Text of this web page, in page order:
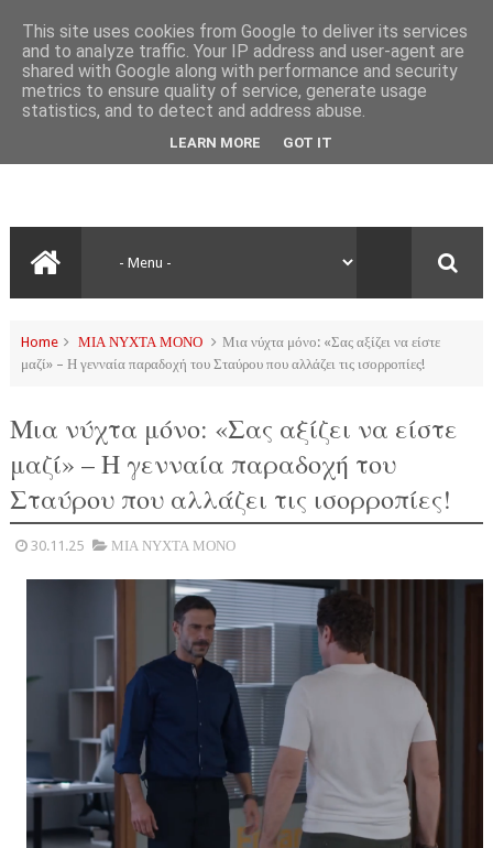
Home ΜΙΑ ΝΥΧΤΑ ΜΟΝΟ
Μια νύχτα μόνο: «Σας αξίζει να είστε
μαζί» – Η γενναία παραδοχή του Σταύρου που αλλάζει τις ισορροπίες!
Μια νύχτα μόνο: «Σας αξίζει να είστε
μαζί» – Η γενναία παραδοχή του
Σταύρου που αλλάζει τις ισορροπίες!
30.11.25 ΜΙΑ ΝΥΧΤΑ ΜΟΝΟ
This site uses cookies from Google to deliver its services
and to analyze traffic. Your IP address and user-agent are
shared with Google along with performance and security
metrics to ensure quality of service, generate usage
statistics, and to detect and address abuse.
LEARN MORE GOT IT